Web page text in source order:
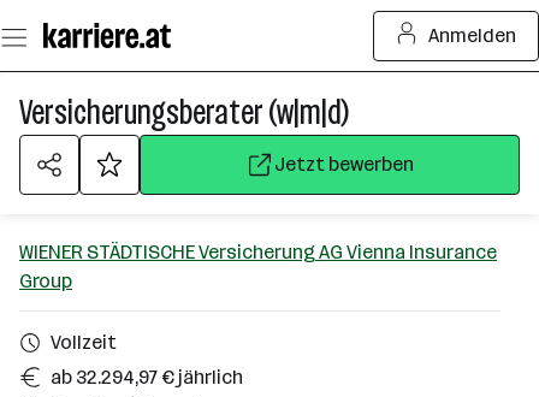
Seiteninhalt
springen
Anmelden
Versicherungsberater (w|m|d)
Jetzt bewerben
WIENER STÄDTISCHE Versicherung AG Vienna Insurance
Group
Vollzeit
ab 32.294,97 € jährlich